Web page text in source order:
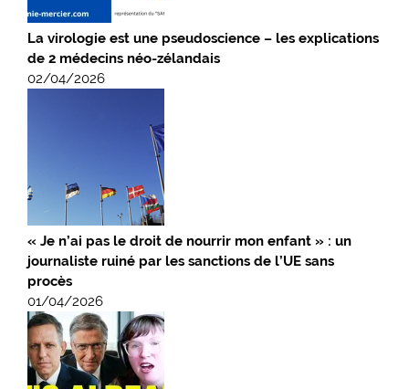
La virologie est une pseudoscience – les explications
de 2 médecins néo-zélandais
02/04/2026
« Je n’ai pas le droit de nourrir mon enfant » : un
journaliste ruiné par les sanctions de l’UE sans
procès
01/04/2026